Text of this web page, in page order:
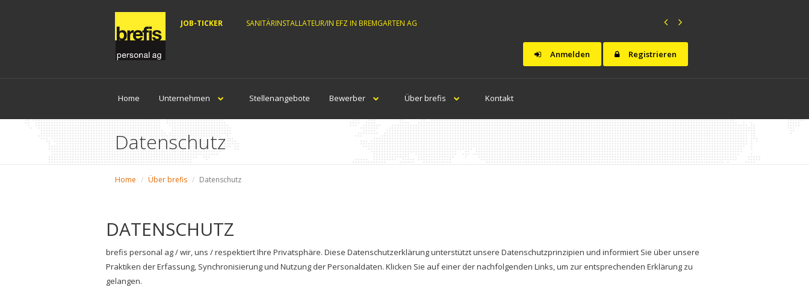
JOB-TICKER SANITÄRINSTALLATEUR/IN EFZ IN BREMGARTEN AG SANITÄRINSTALLATEUR/IN EFZ IN DÄTTWIL AG
Anmelden Registrieren
Home Unternehmen Stellenangebote Bewerber Über brefis Kontakt
Datenschutz
Home Über brefis Datenschutz
DATENSCHUTZ
brefis personal ag / wir, uns / respektiert Ihre Privatsphäre. Diese Datenschutzerklärung unterstützt unsere Datenschutzprinzipien und informiert Sie über unsere
Praktiken der Erfassung, Synchronisierung und Nutzung der Personaldaten. Klicken Sie auf einer der nachfolgenden Links, um zur entsprechenden Erklärung zu
gelangen.